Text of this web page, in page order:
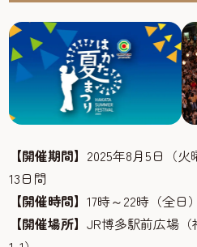
【開催期間】 2025年8月5日（火
13日間
【開催時間】17時～22時（全日）
【開催場所】JR博多駅前広場